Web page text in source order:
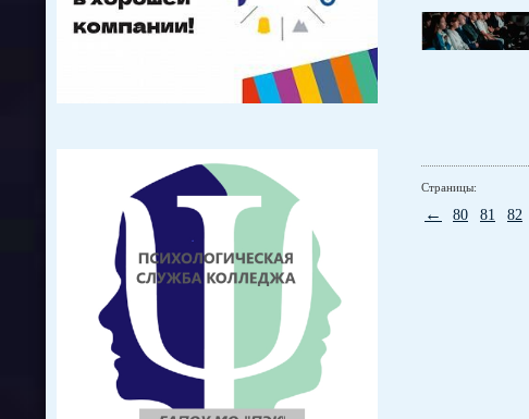
Страницы:
← 80 81 82